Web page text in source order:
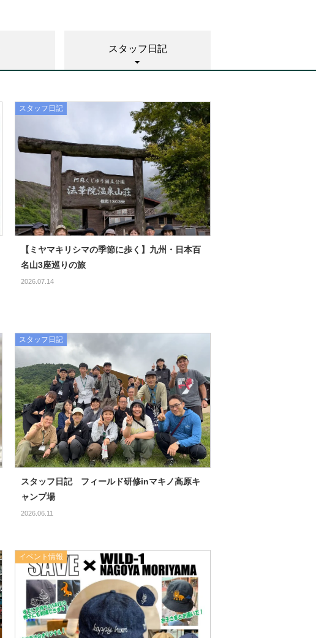
スタッフ日記
スタッフ日記
【ミヤマキリシマの季節に歩く】九州・日本百
名山3座巡りの旅
2026.07.14
スタッフ日記
スタッフ日記 フィールド研修inマキノ高原キ
ャンプ場
2026.06.11
イベント情報